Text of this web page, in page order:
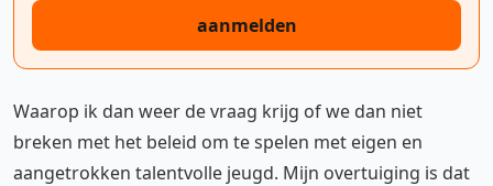
aanmelden
Waarop ik dan weer de vraag krijg of we dan niet
breken met het beleid om te spelen met eigen en
aangetrokken talentvolle jeugd. Mijn overtuiging is dat